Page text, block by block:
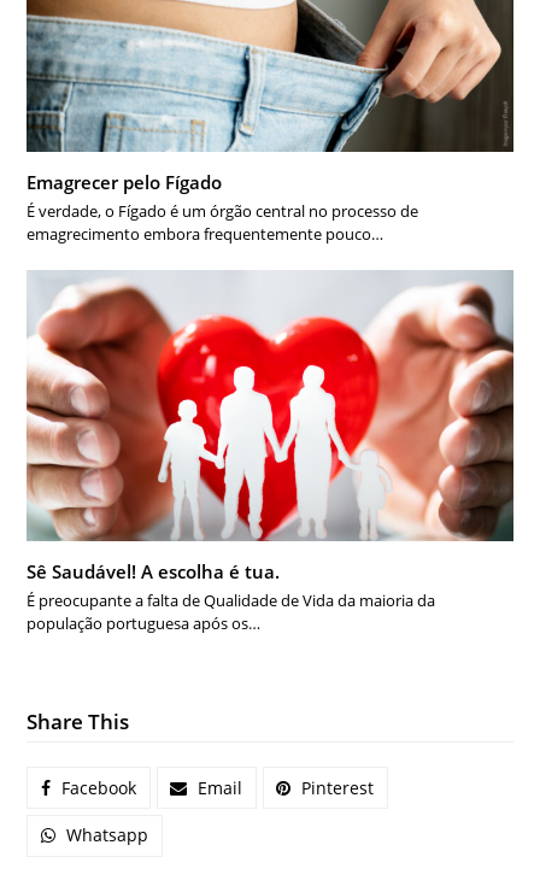
Emagrecer pelo Fígado
É verdade, o Fígado é um órgão central no processo de
emagrecimento embora frequentemente pouco…
Sê Saudável! A escolha é tua.
É preocupante a falta de Qualidade de Vida da maioria da
população portuguesa após os…
Share This
Facebook Email Pinterest
Whatsapp